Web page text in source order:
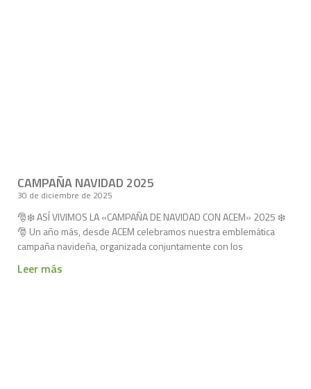
CAMPAÑA NAVIDAD 2025
30 de diciembre de 2025
🎅❄️ ASÍ VIVIMOS LA «CAMPAÑA DE NAVIDAD CON ACEM» 2025 ❄️
🎅 Un año más, desde ACEM celebramos nuestra emblemática
campaña navideña, organizada conjuntamente con los
Leer más